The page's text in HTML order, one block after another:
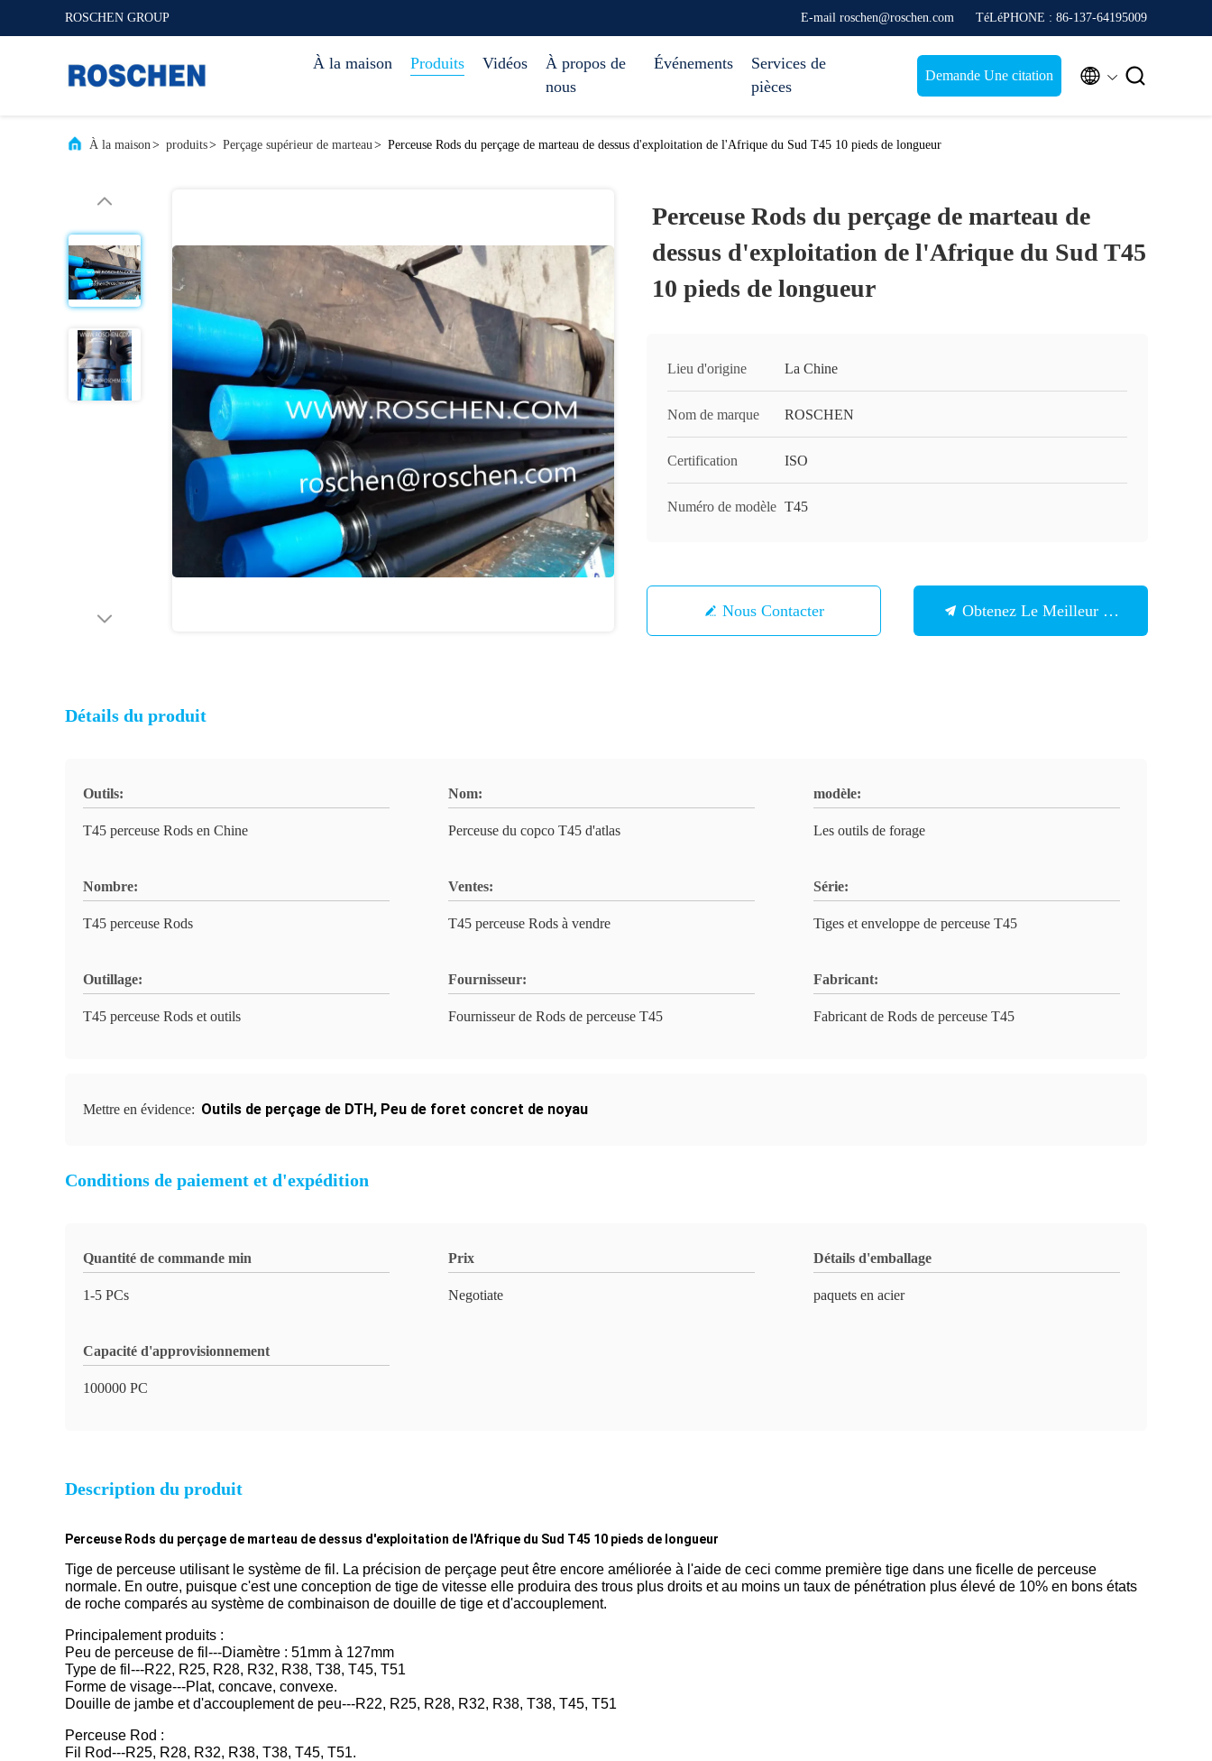
ROSCHEN GROUP E-mail roschen@roschen.com TéLéPHONE : 86-137-64195009
À la maison Produits Vidéos
À propos de
nous
Événements
Services de
pièces
Demande Une citation  
À la maison> produits> Perçage supérieur de marteau> Perceuse Rods du perçage de marteau de dessus d'exploitation de l'Afrique du Sud T45 10 pieds de longueur
Perceuse Rods du perçage de marteau de
dessus d'exploitation de l'Afrique du Sud T45
10 pieds de longueur
Lieu d'origine La Chine
Nom de marque ROSCHEN
Certification ISO
Numéro de modèle T45
Nous Contacter Obtenez Le Meilleur Prix
Détails du produit
Outils:
T45 perceuse Rods en Chine
Nom:
Perceuse du copco T45 d'atlas
modèle:
Les outils de forage
Nombre:
T45 perceuse Rods
Ventes:
T45 perceuse Rods à vendre
Série:
Tiges et enveloppe de perceuse T45
Outillage:
T45 perceuse Rods et outils
Fournisseur:
Fournisseur de Rods de perceuse T45
Fabricant:
Fabricant de Rods de perceuse T45
Mettre en évidence: Outils de perçage de DTH, Peu de foret concret de noyau
Conditions de paiement et d'expédition
Quantité de commande min
1-5 PCs
Prix
Negotiate
Détails d'emballage
paquets en acier
Capacité d'approvisionnement
100000 PC
Description du produit
Perceuse Rods du perçage de marteau de dessus d'exploitation de l'Afrique du Sud T45 10 pieds de longueur
Tige de perceuse utilisant le système de fil. La précision de perçage peut être encore améliorée à l'aide de ceci comme première tige dans une ficelle de perceuse
normale. En outre, puisque c'est une conception de tige de vitesse elle produira des trous plus droits et au moins un taux de pénétration plus élevé de 10% en bons états
de roche comparés au système de combinaison de douille de tige et d'accouplement.
Principalement produits :
Peu de perceuse de fil---Diamètre : 51mm à 127mm
Type de fil---R22, R25, R28, R32, R38, T38, T45, T51
Forme de visage---Plat, concave, convexe.
Douille de jambe et d'accouplement de peu---R22, R25, R28, R32, R38, T38, T45, T51
Perceuse Rod :
Fil Rod---R25, R28, R32, R38, T38, T45, T51.